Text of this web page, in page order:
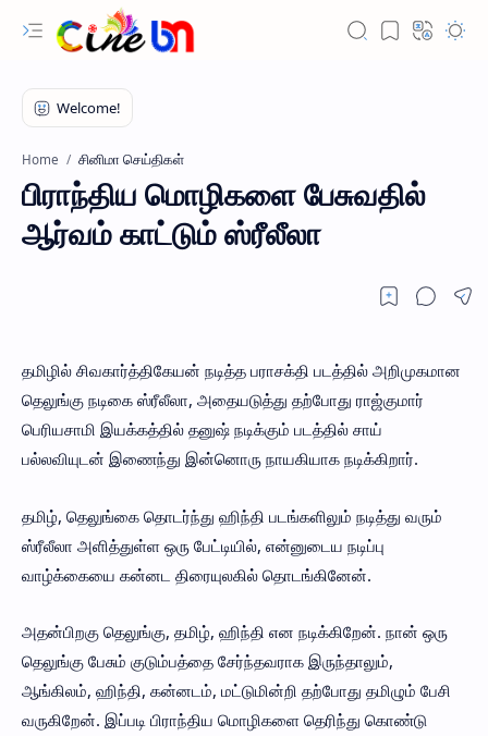
Home சினிமா செய்திகள்
பிராந்திய மொழிகளை பேசுவதில்
ஆர்வம் காட்டும் ஸ்ரீலீலா
தமிழில் சிவகார்த்திகேயன் நடித்த பராசக்தி படத்தில் அறிமுகமான
தெலுங்கு நடிகை ஸ்ரீலீலா, அதையடுத்து தற்போது ராஜ்குமார்
பெரியசாமி இயக்கத்தில் தனுஷ் நடிக்கும் படத்தில் சாய்
பல்லவியுடன் இணைந்து இன்னொரு நாயகியாக நடிக்கிறார்.
தமிழ், தெலுங்கை தொடர்ந்து ஹிந்தி படங்களிலும் நடித்து வரும்
ஸ்ரீலீலா அளித்துள்ள ஒரு பேட்டியில், என்னுடைய நடிப்பு
வாழ்க்கையை கன்னட திரையுலகில் தொடங்கினேன்.
அதன்பிறகு தெலுங்கு, தமிழ், ஹிந்தி என நடிக்கிறேன். நான் ஒரு
தெலுங்கு பேசும் குடும்பத்தை சேர்ந்தவராக இருந்தாலும்,
ஆங்கிலம், ஹிந்தி, கன்னடம், மட்டுமின்றி தற்போது தமிழும் பேசி
வருகிறேன். இப்படி பிராந்திய மொழிகளை தெரிந்து கொண்டு